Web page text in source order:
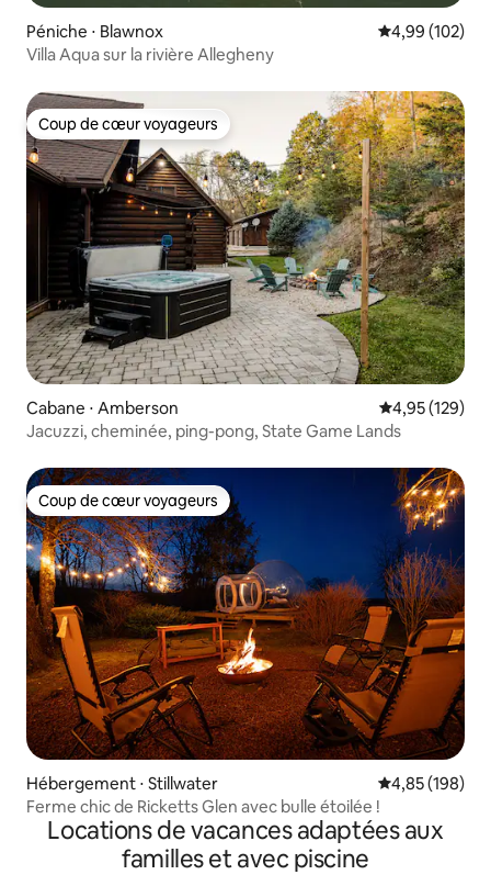
Péniche ⋅ Blawnox Évaluation
4,99 (102)
Villa Aqua sur la rivière Allegheny
Coup de cœur voyageurs
Coup de cœur voyageurs
Cabane ⋅ Amberson Évaluation
4,95 (129)
Jacuzzi, cheminée, ping-pong, State Game Lands
Coup de cœur voyageurs
Coup de cœur voyageurs
Hébergement ⋅ Stillwater Évaluation
4,85 (198)
Ferme chic de Ricketts Glen avec bulle étoilée !
Locations de vacances adaptées aux
familles et avec piscine